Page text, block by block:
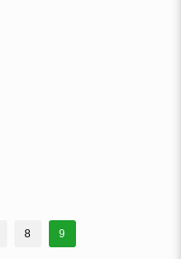
8 9